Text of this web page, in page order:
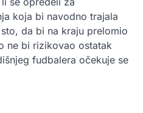
koja bi navodno trajala
da bi na kraju prelomio
ne bi rizikovao ostatak
fudbalera očekuje se